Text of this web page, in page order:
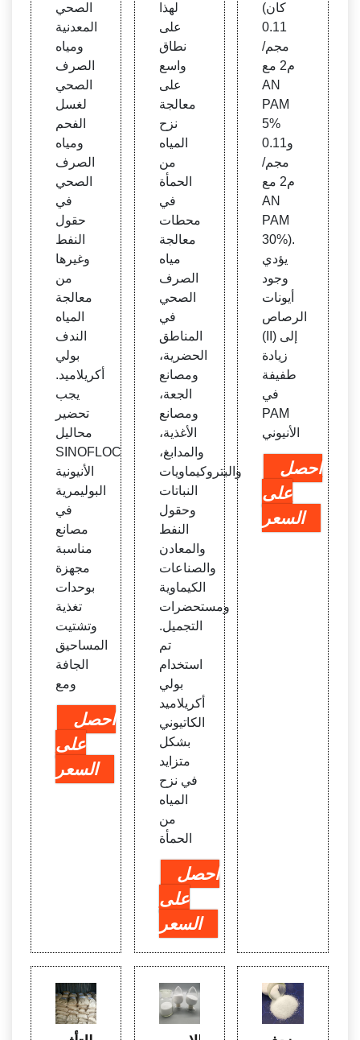
الصحي
المعدنية
ومياه
الصرف
الصحي
لغسل
الفحم
ومياه
الصرف
الصحي
في
حقول
النفط
وغيرها
من
معالجة
المياه
الندف
بولي
أكريلاميد.
يجب
تحضير
محاليل
SINOFLOC
الأنيونية
البوليمرية
في
مصانع
مناسبة
مجهزة
بوحدات
تغذية
وتشتيت
المساحيق
الجافة
ومع
احصل
على
السعر
لهذا
على
نطاق
واسع
على
معالجة
نزح
المياه
من
الحمأة
في
محطات
معالجة
مياه
الصرف
الصحي
في
المناطق
الحضرية،
ومصانع
الجعة،
ومصانع
الأغذية،
والمدابغ،
والبتروكيماويات
النباتات
وحقول
النفط
والمعادن
والصناعات
الكيماوية
ومستحضرات
التجميل.
تم
استخدام
بولي
أكريلاميد
الكاتيوني
بشكل
متزايد
في نزح
المياه
من
الحمأة
احصل
على
السعر
(كان
0.11
مجم/
م2 مع
AN
PAM
5%
و0.11
مجم/
م2 مع
AN
PAM
30%).
يؤدي
وجود
أيونات
الرصاص
(II) إلى
زيادة
طفيفة
في
PAM
الأنيوني
احصل
على
السعر